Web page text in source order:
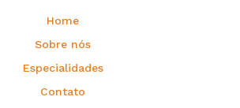
Home
Sobre nós
Especialidades
Contato